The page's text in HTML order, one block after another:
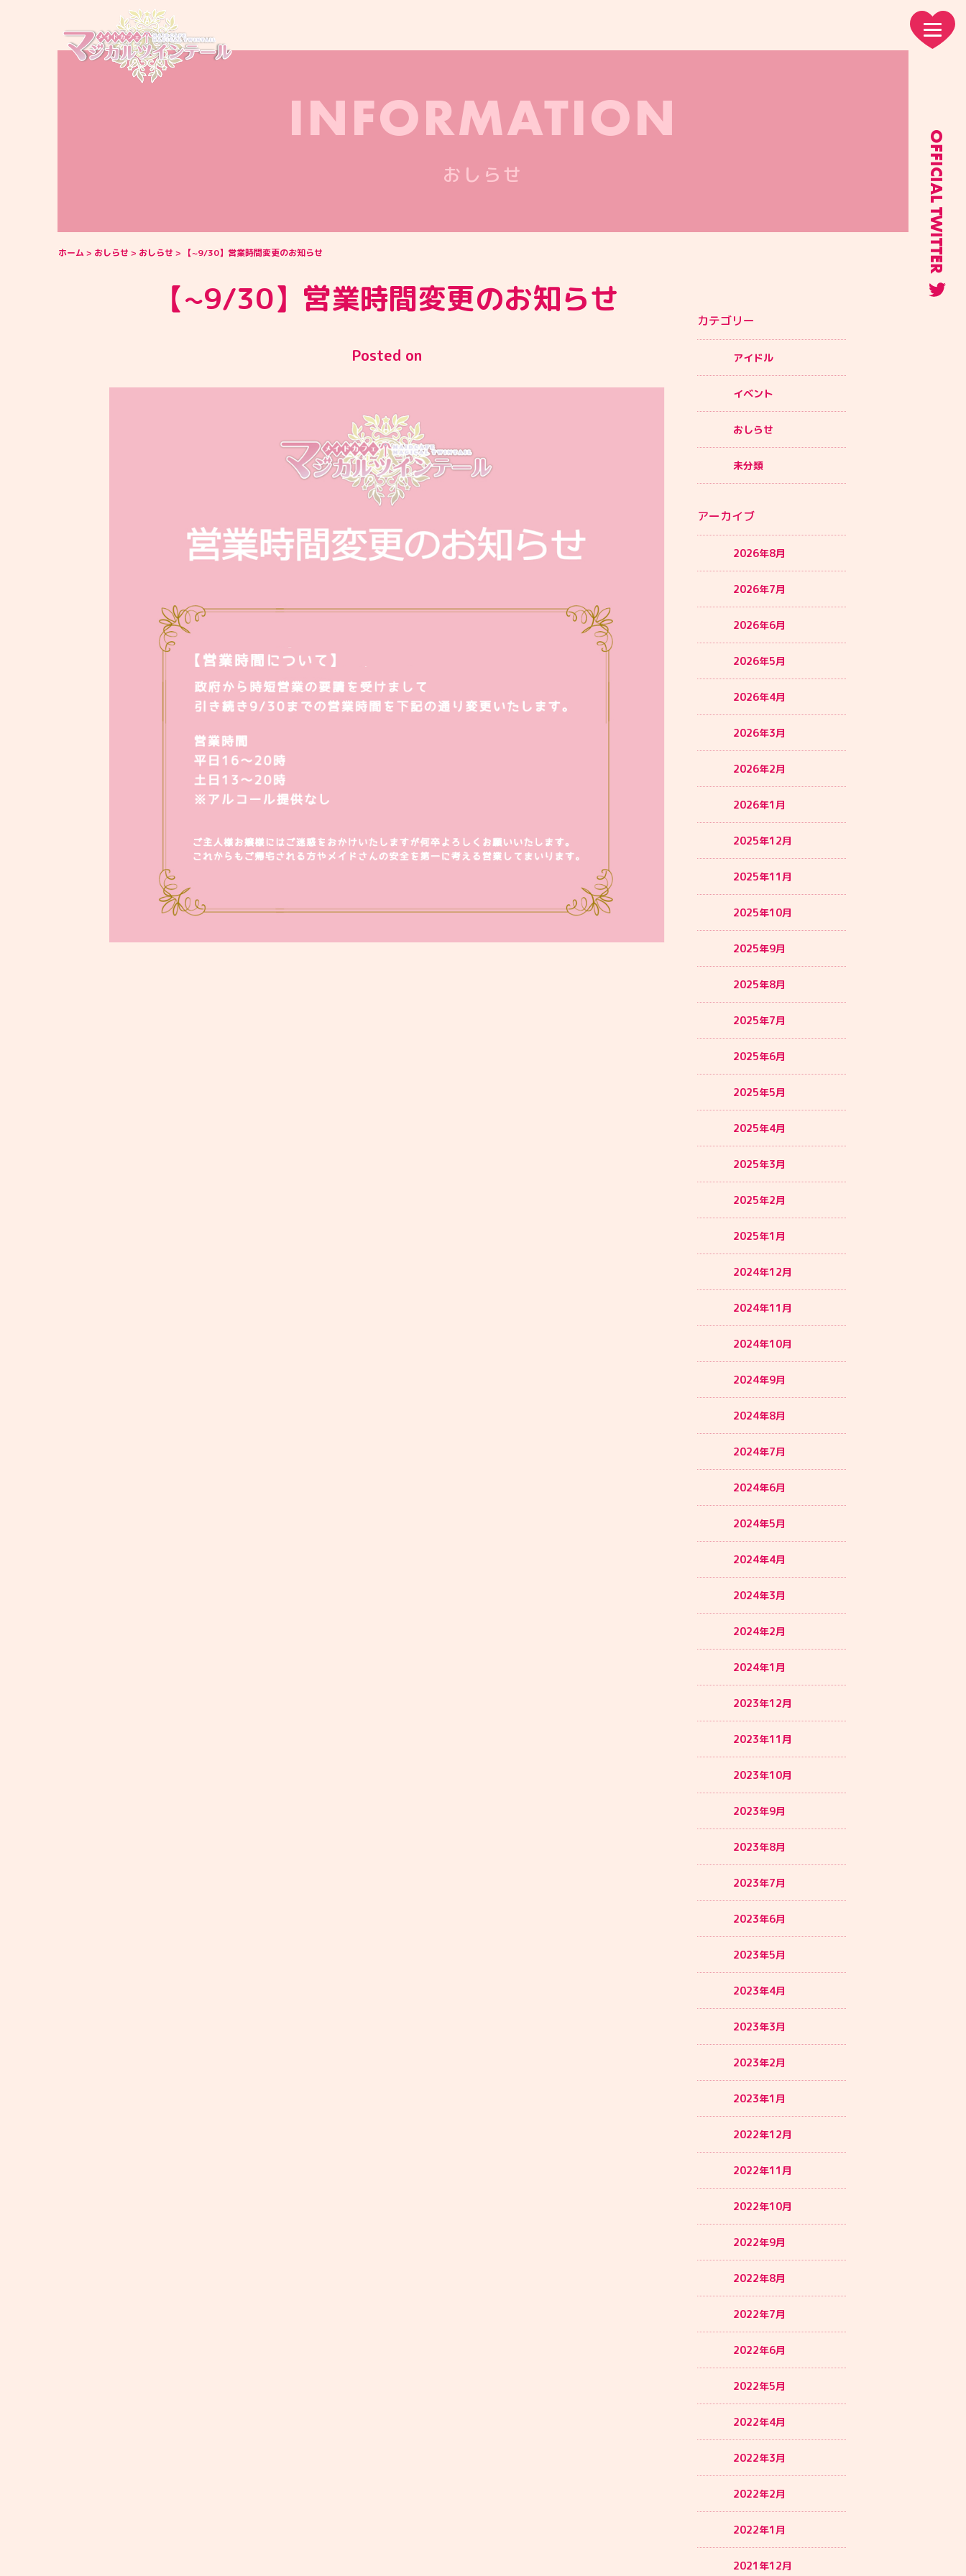
OFFICIAL TWITTER
INFORMATION
おしらせ
ホーム おしらせ おしらせ 【~9/30】営業時間変更のお知らせ
【~9/30】営業時間変更のお知らせ
Posted on
カテゴリー
アイドル
イベント
おしらせ
未分類
アーカイブ
2026年8月
2026年7月
2026年6月
2026年5月
2026年4月
2026年3月
2026年2月
2026年1月
2025年12月
2025年11月
2025年10月
2025年9月
2025年8月
2025年7月
2025年6月
2025年5月
2025年4月
2025年3月
2025年2月
2025年1月
2024年12月
2024年11月
2024年10月
2024年9月
2024年8月
2024年7月
2024年6月
2024年5月
2024年4月
2024年3月
2024年2月
2024年1月
2023年12月
2023年11月
2023年10月
2023年9月
2023年8月
2023年7月
2023年6月
2023年5月
2023年4月
2023年3月
2023年2月
2023年1月
2022年12月
2022年11月
2022年10月
2022年9月
2022年8月
2022年7月
2022年6月
2022年5月
2022年4月
2022年3月
2022年2月
2022年1月
2021年12月